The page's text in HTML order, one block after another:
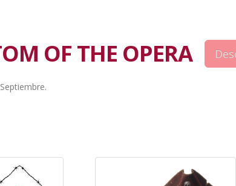
OF THE OPERA